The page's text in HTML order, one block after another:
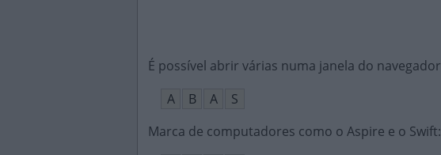
É possível abrir várias numa janela do navegador
A
B A
S
Marca de computadores como o Aspire e o Swift: